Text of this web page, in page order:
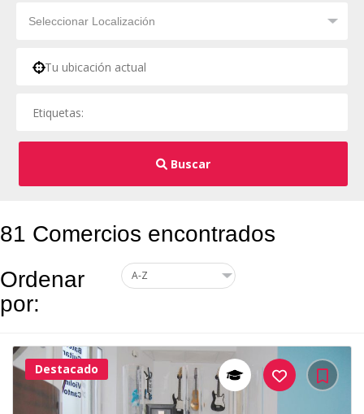
Buscar
81 Comercios encontrados
Ordenar
por:
38Me
Destacado